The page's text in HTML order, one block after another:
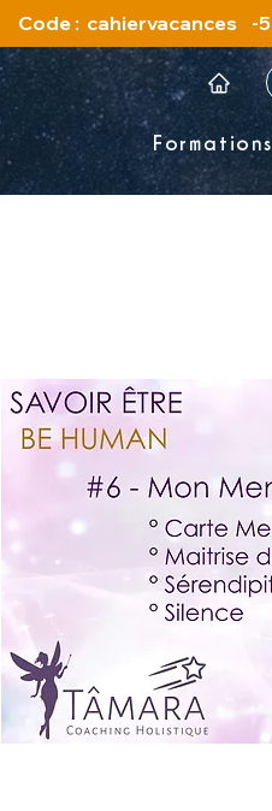
Code :  cahiervacances
Formations